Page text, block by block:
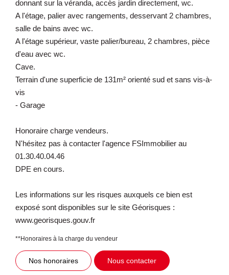
donnant sur la véranda, accès jardin directement, wc.
A l'étage, palier avec rangements, desservant 2 chambres,
salle de bains avec wc.
A l'étage supérieur, vaste palier/bureau, 2 chambres, pièce
d'eau avec wc.
Cave.
Terrain d'une superficie de 131m² orienté sud et sans vis-à-
vis
- Garage
Honoraire charge vendeurs.
N'hésitez pas à contacter l'agence FSImmobilier au
01.30.40.04.46
DPE en cours.
Les informations sur les risques auxquels ce bien est
exposé sont disponibles sur le site Géorisques :
www.georisques.gouv.fr
**Honoraires à la charge du vendeur
Nos honoraires Nous contacter